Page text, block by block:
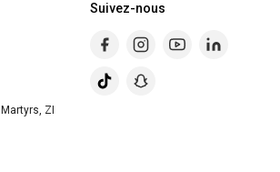
ZI
Suivez-nous